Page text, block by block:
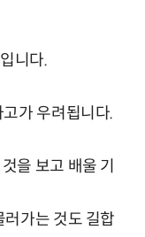
니다.
가 우려됩니다.
을 보고 배울 기
가는 것도 길합